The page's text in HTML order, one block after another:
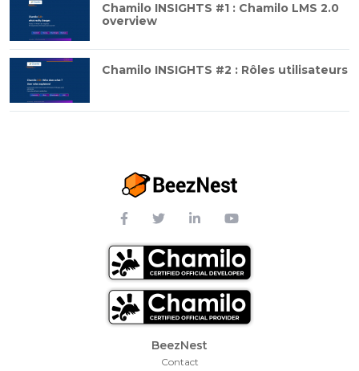
Chamilo INSIGHTS #1 : Chamilo LMS 2.0
overview
Chamilo INSIGHTS #2 : Rôles utilisateurs
Footer Menu
BeezNest
Contact